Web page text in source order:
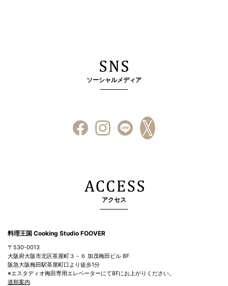
ソーシャルメディア
アクセス
料理王国 Cooking Studio FOOVER
〒530-0013
大阪府大阪市北区茶屋町３－６ 加茂梅田ビル 8F
阪急大阪梅田駅茶屋町口より徒歩1分
※エスタディオ梅田専用エレベーターにて8Fにお上がりください。
道順案内